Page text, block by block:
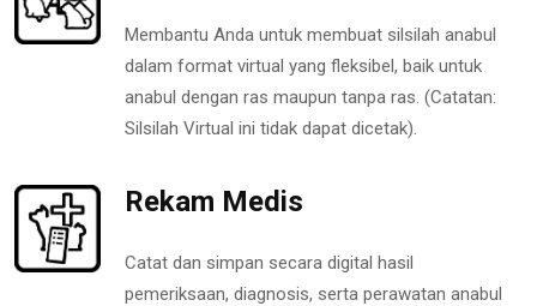
Membantu Anda untuk membuat silsilah anabul
dalam format virtual yang fleksibel, baik untuk
anabul dengan ras maupun tanpa ras. (Catatan:
Silsilah Virtual ini tidak dapat dicetak).
Rekam Medis
Catat dan simpan secara digital hasil
pemeriksaan, diagnosis, serta perawatan anabul